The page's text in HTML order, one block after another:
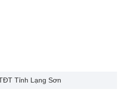
Tỉnh Lạng Sơn